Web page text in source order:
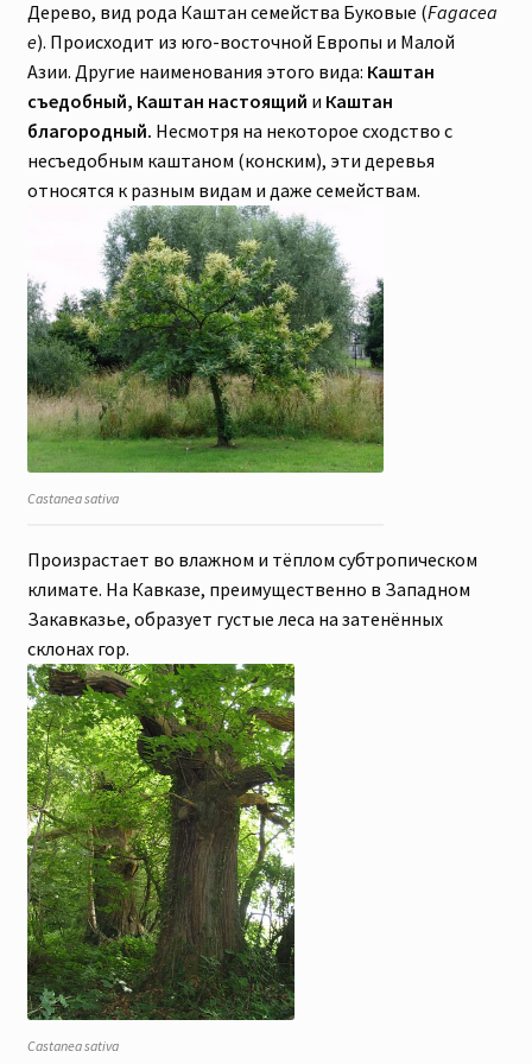
Дерево, вид рода Каштан семейства Буковые (Fagacea
e). Происходит из юго-восточной Европы и Малой
Азии. Другие наименования этого вида: Каштан
съедобный, Каштан настоящий и Каштан
благородный. Несмотря на некоторое сходство с
несъедобным каштаном (конским), эти деревья
относятся к разным видам и даже семействам.
Castanea sativa
Произрастает во влажном и тёплом субтропическом
климате. На Кавказе, преимущественно в Западном
Закавказье, образует густые леса на затенённых
склонах гор.
Castanea sativa